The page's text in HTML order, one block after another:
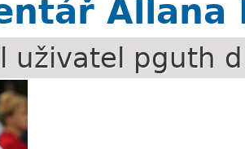
Allana
uživatel pguth